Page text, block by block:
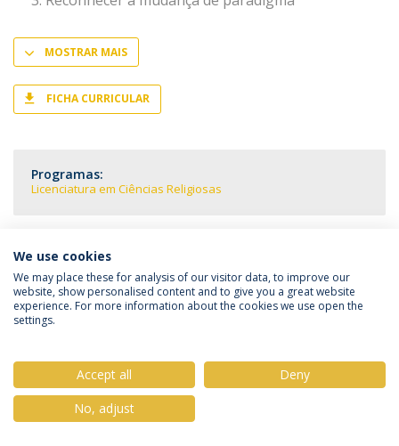
MOSTRAR MAIS
FICHA CURRICULAR
Programas:
Licenciatura em Ciências Religiosas
Política de Privacidade
Termos & Condições
Direitos do Titular dos Dados
© 2026 Universidade Católica Portuguesa
We use cookies
We may place these for analysis of our visitor data, to improve our
website, show personalised content and to give you a great website
experience. For more information about the cookies we use open the
settings.
Accept all
Deny
No, adjust